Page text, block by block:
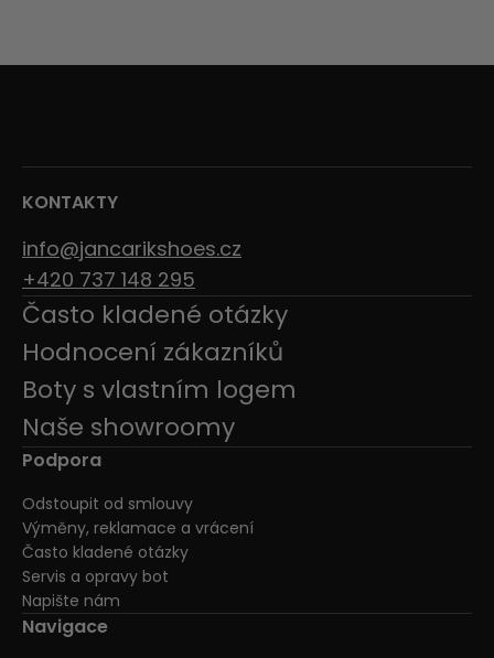
KONTAKTY
info@jancarikshoes.cz
+420 737 148 295
Často kladené otázky
Hodnocení zákazníků
Boty s vlastním logem
Naše showroomy
Podpora
Odstoupit od smlouvy
Výměny, reklamace a vrácení
Často kladené otázky
Servis a opravy bot
Napište nám
Navigace